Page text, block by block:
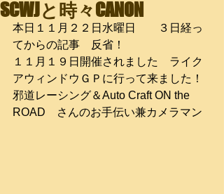
SCWJと時々CANON
本日１１月２２日水曜日　　３日経っ
てからの記事　反省！
１１月１９日開催されました　ライク
アウィンドウＧＰに行って来ました！
邪道レーシング＆Auto Craft ON the
ROAD　さんのお手伝い兼カメラマン